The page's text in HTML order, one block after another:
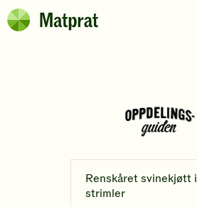
Hopp til hovedinnhold
Matprat
Renskåret svinekjøtt i
strimler